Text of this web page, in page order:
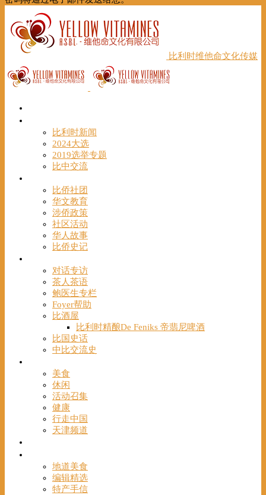
比利时维他命文化传媒
比利时新闻
2024大选
2019选举专题
比中交流
比侨社团
华文教育
涉侨政策
社区活动
华人故事
比侨史记
对话专访
茶人茶语
鲍医生专栏
Foyer帮助
比酒屋
比利时精酿De Feniks 帝翡尼啤酒
比国史话
中比交流史
美食
休闲
活动召集
健康
行走中国
天津频道
地道美食
编辑精选
特产手信